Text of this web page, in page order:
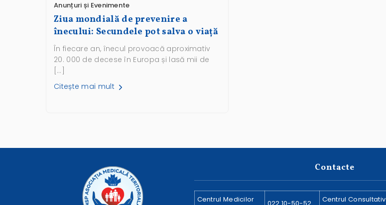
Anunțuri și Evenimente
Ziua mondială de prevenire a
înecului: Secundele pot salva o viață
În fiecare an, înecul provoacă aproximativ
20. 000 de decese în Europa și lasă mii de
[…]
Citește mai mult
Contacte
Centrul Medicilor
Centrul Consultativ